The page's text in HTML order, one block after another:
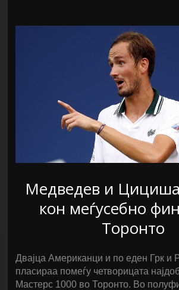
Медведев и
кон меѓусебно
Торонто
Двајца Американци и по еден Грк и
пласираа помеѓу четворицата
Мастерс 1000 во Торонто. Во